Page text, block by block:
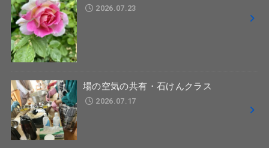
2026.07.23
場の空気の共有・石けんクラス
2026.07.17